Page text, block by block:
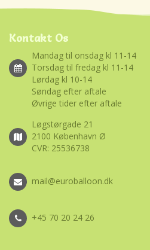
Kontakt Os
Mandag til onsdag kl 11-14
Torsdag til fredag kl 11-14
Lørdag kl 10-14
Søndag efter aftale
Øvrige tider efter aftale
Løgstørgade 21
2100 København Ø
CVR: 25536738
mail@euroballoon.dk
+45 70 20 24 26